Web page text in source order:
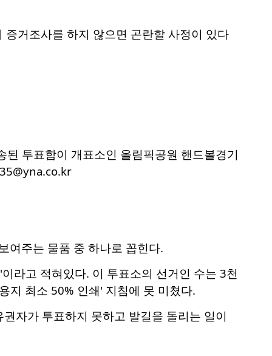
거조사를 하지 않으면 곤란할 사정이 있다
투표함이 개표소인 올림픽공원 핸드볼경기
여주는 물품 중 하나로 꼽힌다.
라고 적혀있다. 이 투표소의 선거인 수는 3천
지 최소 50% 인쇄' 지침에 못 미쳤다.
자가 투표하지 못하고 발길을 돌리는 일이